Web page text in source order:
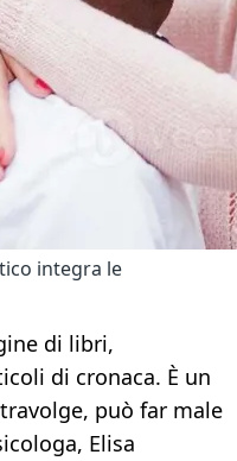
integra le
di libri,
di cronaca. È un
può far male
Elisa